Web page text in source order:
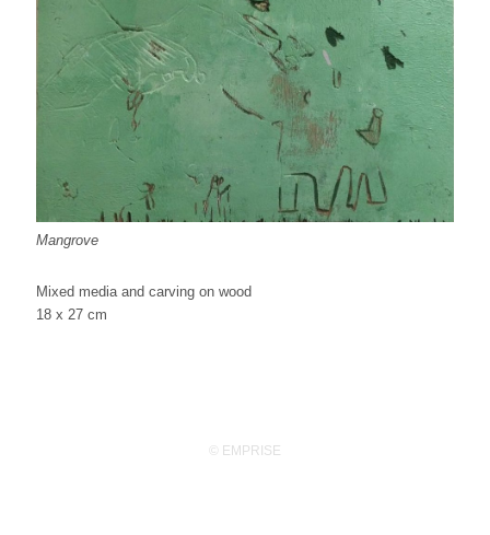
Mangrove
Mixed media and carving on wood
18 x 27 cm
© EMPRISE